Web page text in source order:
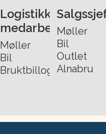
Logistikk-
medarbeider
Møller
Bil
Bruktbillogistikk
Møller
Bil
Outlet
Alnabru